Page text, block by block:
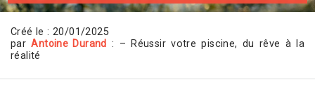
Créé le : 20/01/2025
parAntoine Durand : – Réussir votre piscine, du rêve à la
réalité